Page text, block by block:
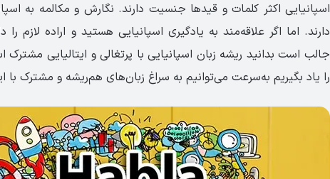
اسپانیایی اکثر کلمات و قیدها جنسیت دارند. نگارش و مکالمه به
دارند. اما اگر علاقه‌مند به یادگیری اسپانیایی هستید و اراده لازم
جالب است بدانید ریشه زبان اسپانیایی با پرتغالی و ایتالیایی
را یاد بگیریم به‌سرعت می‌توانیم به سراغ زبان‌های هم‌ریشه و مشترک با